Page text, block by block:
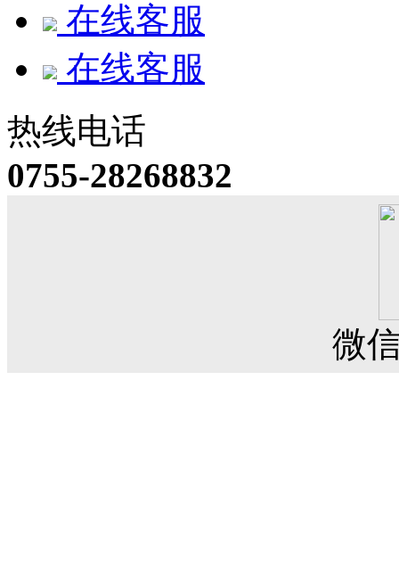
在线客服
在线客服
热线电话
0755-28268832
微